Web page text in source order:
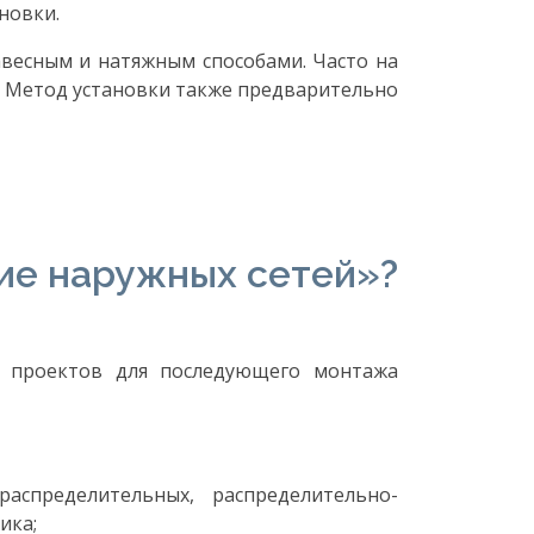
и натяжным способами. Часто на
установки также предварительно
наружных сетей»?
для последующего монтажа
распределительно-